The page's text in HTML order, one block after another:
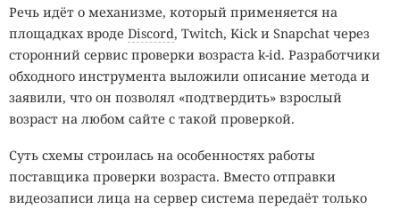
Речь идёт о механизме, который применяется на
площадках вроде Discord, Twitch, Kick и Snapchat через
сторонний сервис проверки возраста k-id. Разработчики
обходного инструмента выложили описание метода и
заявили, что он позволял «подтвердить» взрослый
возраст на любом сайте с такой проверкой.
Суть схемы строилась на особенностях работы
поставщика проверки возраста. Вместо отправки
видеозаписи лица на сервер система передаёт только